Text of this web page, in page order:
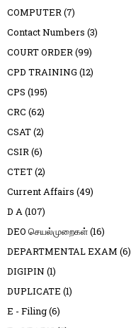
COMPUTER(7)
Contact Numbers (3)
COURT ORDER(99)
CPD TRAINING (12)
CPS (195)
CRC (62)
CSAT(2)
CSIR(6)
CTET(2)
Current Affairs (49)
D A(107)
DEO செயல்முறைகள்(16)
DEPARTMENTAL EXAM (6)
DIGIPIN (1)
DUPLICATE (1)
E - Filing(6)